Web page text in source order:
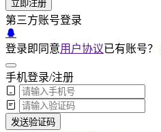
立即注册
第三方账号登录
登录即同意用户协议已有账号？
手机登录/注册
发送验证码